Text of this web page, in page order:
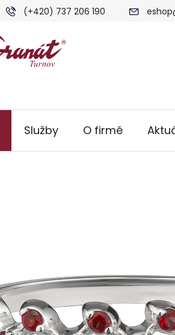
(+420) 737 206 190
Služby O firmě